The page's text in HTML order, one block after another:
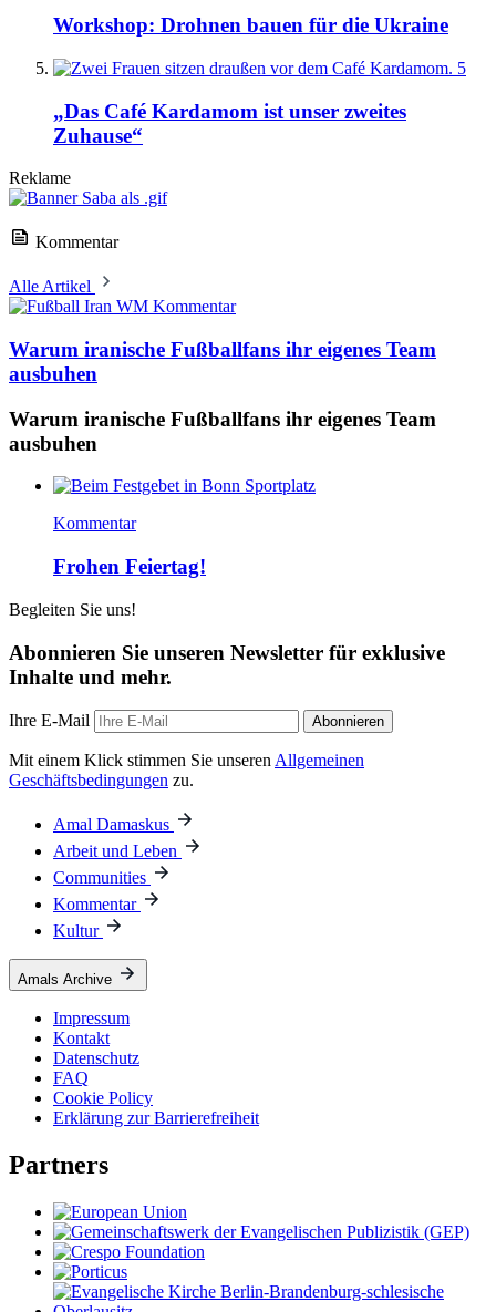
Workshop: Drohnen bauen für die Ukraine
5
„Das Café Kardamom ist unser zweites
Zuhause“
Reklame
Kommentar
Alle Artikel
Kommentar
Warum iranische Fußballfans ihr eigenes Team
ausbuhen
Warum iranische Fußballfans ihr eigenes Team
ausbuhen
Kommentar
Frohen Feiertag!
Begleiten Sie uns!
Abonnieren Sie unseren Newsletter für exklusive
Inhalte und mehr.
Ihre E-Mail Abonnieren
Mit einem Klick stimmen Sie unseren Allgemeinen
Geschäftsbedingungen zu.
Amal Damaskus
Arbeit und Leben
Communities
Kommentar
Kultur
Amals Archive
Impressum
Kontakt
Datenschutz
FAQ
Cookie Policy
Erklärung zur Barrierefreiheit
Partners